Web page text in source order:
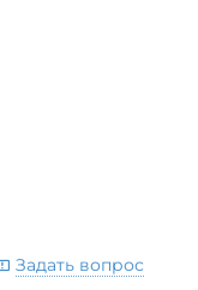
Задать вопрос